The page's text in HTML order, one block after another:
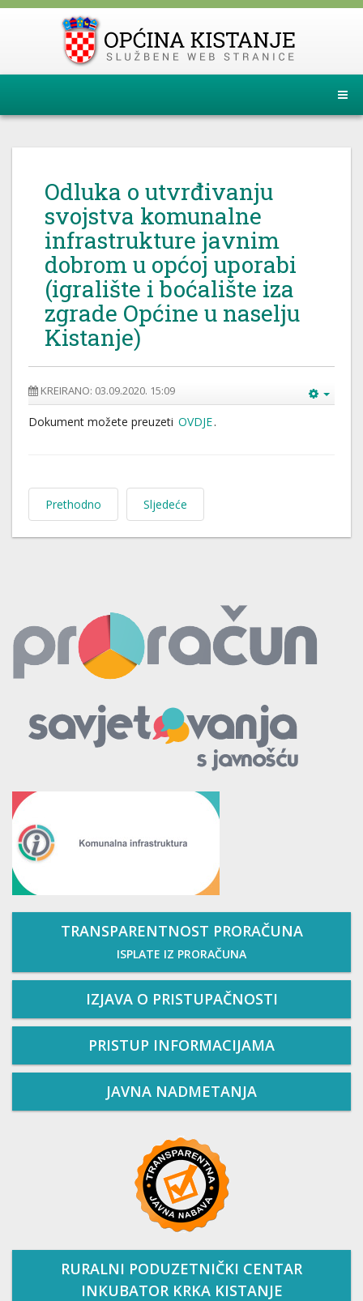
Odluka o utvrđivanju
svojstva komunalne
infrastrukture javnim
dobrom u općoj uporabi
(igralište i boćalište iza
zgrade Općine u naselju
Kistanje)
KREIRANO: 03.09.2020. 15:09
Dokument možete preuzeti OVDJE.
Prethodno Sljedeće
TRANSPARENTNOST PRORAČUNA
ISPLATE IZ PRORAČUNA
IZJAVA O PRISTUPAČNOSTI
PRISTUP INFORMACIJAMA
JAVNA NADMETANJA
RURALNI PODUZETNIČKI CENTAR
INKUBATOR KRKA KISTANJE